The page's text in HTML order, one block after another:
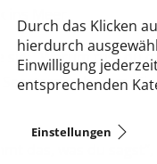
Meer.
sie: „Warum tust du
herum.
das, was du
Durch das Klicken
hierdurch
Einwilligung
entsprechenden
Einstellungen